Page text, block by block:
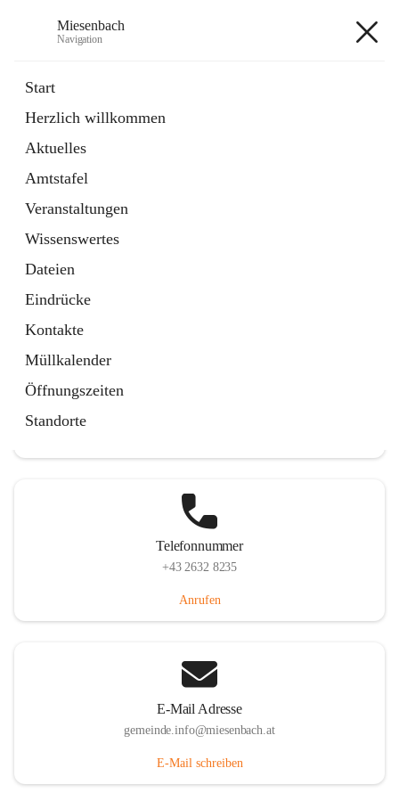
Miesenbach
Navigation
Start
Herzlich willkommen
Aktuelles
Amtstafel
Veranstaltungen
Wissenswertes
Dateien
Eindrücke
Kontakte
Müllkalender
Öffnungszeiten
Standorte
Externe Webseite
in
Tab
Region Schneebergland
Externe Webseite
öffnet
in
neuem
Tab
Telefonnummer
+43 2632 8235
Anrufen
E-Mail Adresse
gemeinde.info@miesenbach.at
E-Mail schreiben